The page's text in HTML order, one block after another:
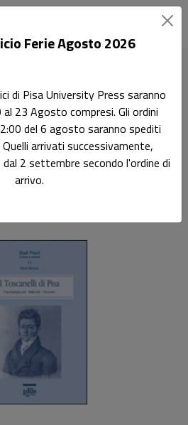
di Pisa
Ferie Agosto 2026
di Pisa University Press saranno
23 Agosto compresi. Gli ordini
del 6 agosto saranno spediti
Quelli arrivati successivamente,
2 settembre secondo l'ordine di
arrivo.